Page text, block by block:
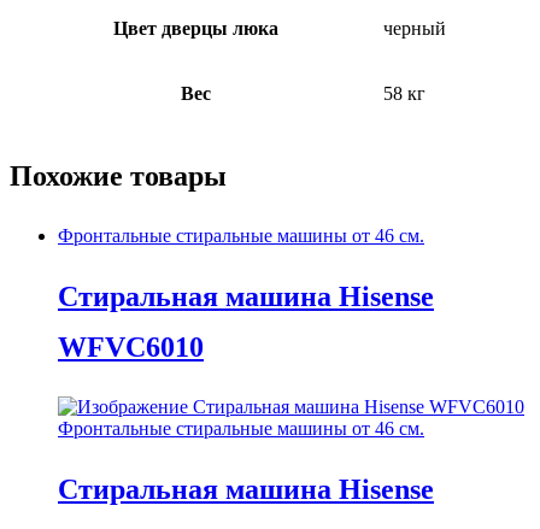
Цвет дверцы люка черный
Вес 58 кг
Похожие товары
Фронтальные стиральные машины от 46 см.
Стиральная машина Hisense
WFVC6010
Фронтальные стиральные машины от 46 см.
Стиральная машина Hisense